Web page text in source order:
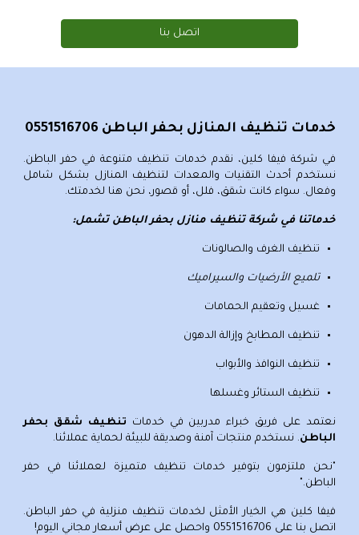
اتصل بنا
خدمات تنظيف المنازل بحفر الباطن 0551516706
في شركة فيفا كلين، نقدم خدمات تنظيف متنوعة في حفر الباطن.
نستخدم أحدث التقنيات والمعدات لتنظيف المنازل بشكل شامل
وفعال. سواء كانت شقق، فلل، أو قصور، نحن هنا لخدمتك.
خدماتنا في شركة تنظيف منازل بحفر الباطن تشمل:
تنظيف الغرف والصالونات
تلميع الأرضيات والسيراميك
غسيل وتعقيم الحمامات
تنظيف المطابخ وإزالة الدهون
تنظيف النوافذ والأبواب
تنظيف الستائر وغسلها
نعتمد على فريق خبراء مدربين في خدمات تنظيف شقق بحفر
الباطن. نستخدم منتجات آمنة وصديقة للبيئة لحماية عملائنا.
"نحن ملتزمون بتوفير خدمات تنظيف متميزة لعملائنا في حفر
الباطن."
فيفا كلين هي الخيار الأمثل لخدمات تنظيف منزلية في حفر الباطن.
اتصل بنا على 0551516706 واحصل على عرض أسعار مجاني اليوم!